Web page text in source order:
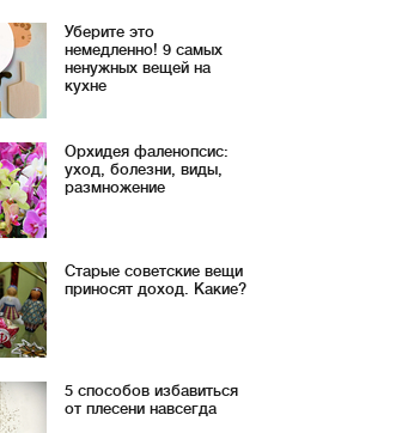
Уберите это
немедленно! 9 самых
ненужных вещей на
кухне
Орхидея фаленопсис:
уход, болезни, виды,
размножение
Старые советские вещи
приносят доход. Какие?
5 способов избавиться
от плесени навсегда